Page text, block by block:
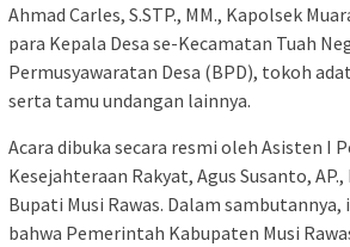
Ahmad Carles, S.STP., MM., Kapolsek
para Kepala Desa se-Kecamatan Tuah
Permusyawaratan Desa (BPD), tokoh
serta tamu undangan lainnya.
Acara dibuka secara resmi oleh Asisten I
Kesejahteraan Rakyat, Agus Susanto,
Bupati Musi Rawas. Dalam
bahwa Pemerintah Kabupaten Musi